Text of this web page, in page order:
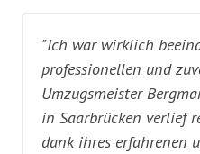
"Ich war wirklich
professionellen und
Umzugsmeister
in Saarbrücken verlief
dank ihres erfahrenen